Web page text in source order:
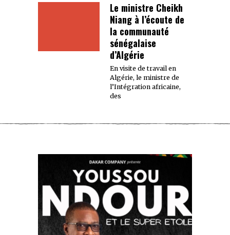
Le ministre Cheikh
Niang à l’écoute de
la communauté
sénégalaise
d’Algérie
En visite de travail en
Algérie, le ministre de
l’Intégration africaine,
des